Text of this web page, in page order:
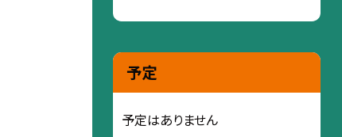
予定
予定はありません